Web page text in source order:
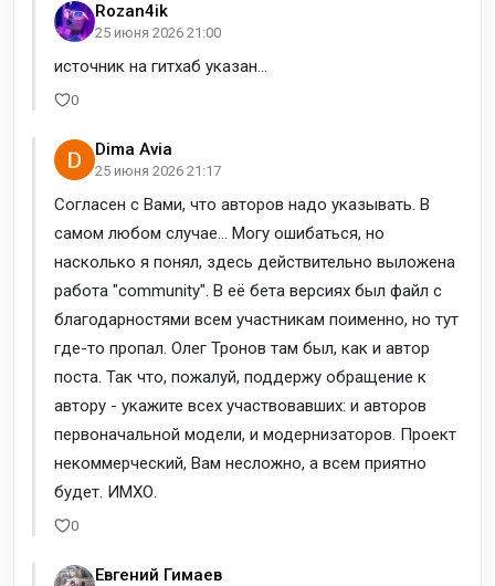
Rozan4ik
25 июня 2026 21:00
источник на гитхаб указан...
0
Dima Avia
25 июня 2026 21:17
Согласен с Вами, что авторов надо указывать. В
самом любом случае... Могу ошибаться, но
насколько я понял, здесь действительно выложена
работа "community". В её бета версиях был файл с
благодарностями всем участникам поименно, но тут
где-то пропал. Олег Тронов там был, как и автор
поста. Так что, пожалуй, поддержу обращение к
автору - укажите всех участвовавших: и авторов
первоначальной модели, и модернизаторов. Проект
некоммерческий, Вам несложно, а всем приятно
будет. ИМХО.
0
Евгений Гимаев